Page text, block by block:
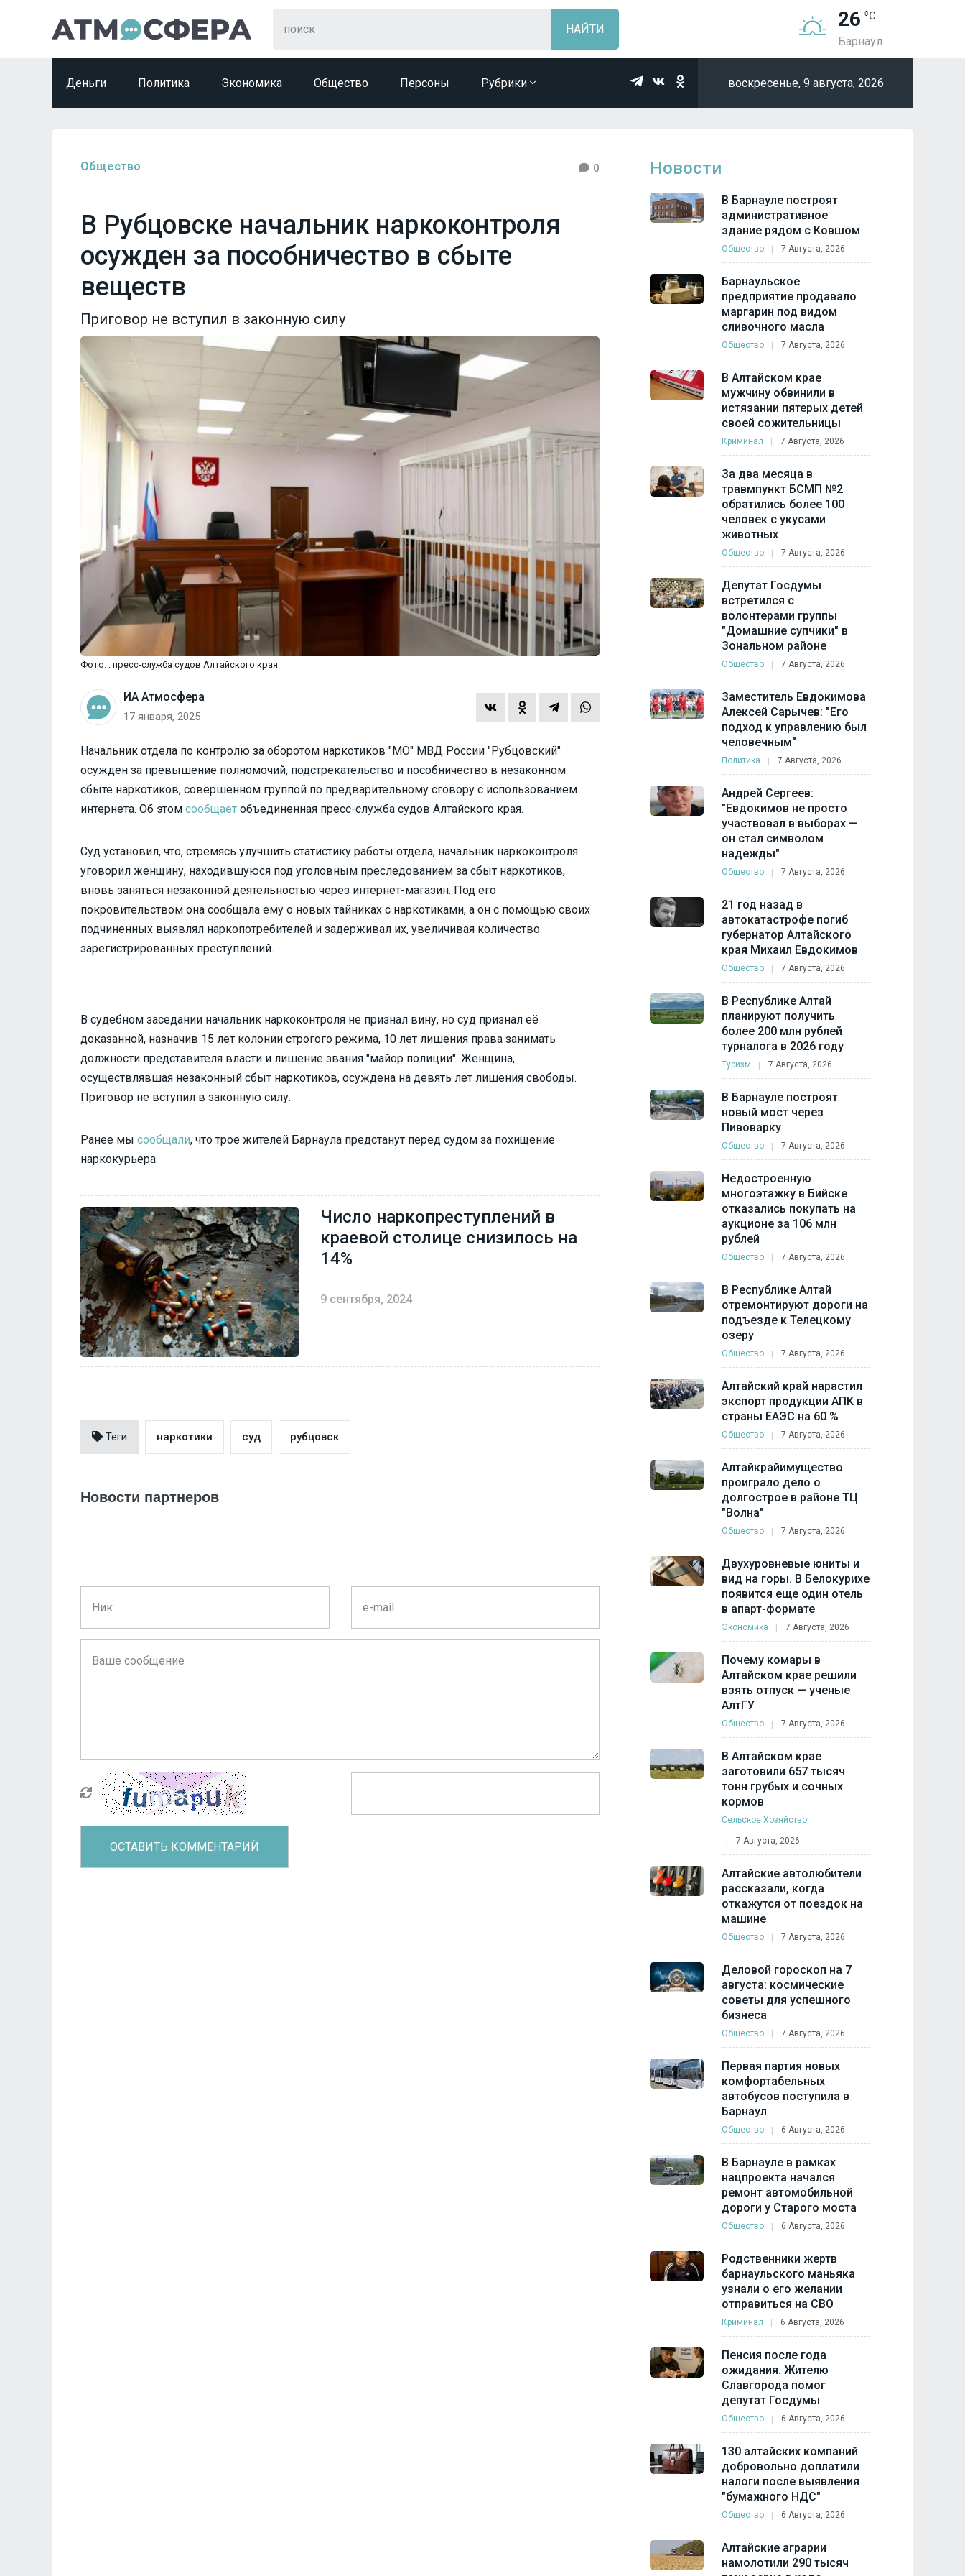
26
Барнаул
Деньги Политика Экономика Общество Персоны Рубрики воскресенье, 9 августа, 2026
Общество 0
В Рубцовске начальник наркоконтроля
осужден за пособничество в сбыте
веществ
Приговор не вступил в законную силу
Фото: . пресс-служба судов Алтайского края
ИА Атмосфера
17 января, 2025
Начальник отдела по контролю за оборотом наркотиков "МО" МВД России "Рубцовский"
осужден за превышение полномочий, подстрекательство и пособничество в незаконном
сбыте наркотиков, совершенном группой по предварительному сговору с использованием
интернета. Об этом сообщает объединенная пресс-служба судов Алтайского края.
Суд установил, что, стремясь улучшить статистику работы отдела, начальник наркоконтроля
уговорил женщину, находившуюся под уголовным преследованием за сбыт наркотиков,
вновь заняться незаконной деятельностью через интернет-магазин. Под его
покровительством она сообщала ему о новых тайниках с наркотиками, а он с помощью своих
подчиненных выявлял наркопотребителей и задерживал их, увеличивая количество
зарегистрированных преступлений.
В судебном заседании начальник наркоконтроля не признал вину, но суд признал её
доказанной, назначив 15 лет колонии строгого режима, 10 лет лишения права занимать
должности представителя власти и лишение звания "майор полиции". Женщина,
осуществлявшая незаконный сбыт наркотиков, осуждена на девять лет лишения свободы.
Приговор не вступил в законную силу.
Ранее мы сообщали, что трое жителей Барнаула предстанут перед судом за похищение
наркокурьера.
Число наркопреступлений в
краевой столице снизилось на
14%
9 сентября, 2024
Теги наркотики суд рубцовск
Новости партнеров
Новости
В Барнауле построят
административное
здание рядом с Ковшом
Общество 7 Августа, 2026
Барнаульское
предприятие продавало
маргарин под видом
сливочного масла
Общество 7 Августа, 2026
В Алтайском крае
мужчину обвинили в
истязании пятерых детей
своей сожительницы
Криминал 7 Августа, 2026
За два месяца в
травмпункт БСМП №2
обратились более 100
человек с укусами
животных
Общество 7 Августа, 2026
Депутат Госдумы
встретился с
волонтерами группы
"Домашние супчики" в
Зональном районе
Общество 7 Августа, 2026
Заместитель Евдокимова
Алексей Сарычев: "Его
подход к управлению был
человечным"
Политика 7 Августа, 2026
Андрей Сергеев:
"Евдокимов не просто
участвовал в выборах —
он стал символом
надежды"
Общество 7 Августа, 2026
21 год назад в
автокатастрофе погиб
губернатор Алтайского
края Михаил Евдокимов
Общество 7 Августа, 2026
В Республике Алтай
планируют получить
более 200 млн рублей
турналога в 2026 году
Туризм 7 Августа, 2026
В Барнауле построят
новый мост через
Пивоварку
Общество 7 Августа, 2026
Недостроенную
многоэтажку в Бийске
отказались покупать на
аукционе за 106 млн
рублей
Общество 7 Августа, 2026
В Республике Алтай
отремонтируют дороги на
подъезде к Телецкому
озеру
Общество 7 Августа, 2026
Алтайский край нарастил
экспорт продукции АПК в
страны ЕАЭС на 60 %
Общество 7 Августа, 2026
Алтайкрайимущество
проиграло дело о
долгострое в районе ТЦ
"Волна"
Общество 7 Августа, 2026
Двухуровневые юниты и
вид на горы. В Белокурихе
появится еще один отель
в апарт-формате
Экономика 7 Августа, 2026
Почему комары в
Алтайском крае решили
взять отпуск — ученые
АлтГУ
Общество 7 Августа, 2026
В Алтайском крае
заготовили 657 тысяч
тонн грубых и сочных
кормов
Сельское Хозяйство
7 Августа, 2026
Алтайские автолюбители
рассказали, когда
откажутся от поездок на
машине
Общество 7 Августа, 2026
Деловой гороскоп на 7
августа: космические
советы для успешного
бизнеса
Общество 7 Августа, 2026
Первая партия новых
комфортабельных
автобусов поступила в
Барнаул
Общество 6 Августа, 2026
В Барнауле в рамках
нацпроекта начался
ремонт автомобильной
дороги у Старого моста
Общество 6 Августа, 2026
Родственники жертв
барнаульского маньяка
узнали о его желании
отправиться на СВО
Криминал 6 Августа, 2026
Пенсия после года
ожидания. Жителю
Славгорода помог
депутат Госдумы
Общество 6 Августа, 2026
130 алтайских компаний
добровольно доплатили
налоги после выявления
"бумажного НДС"
Общество 6 Августа, 2026
Алтайские аграрии
намолотили 290 тысяч